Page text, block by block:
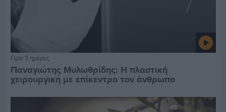
Πριν 3 ημέρες
Παναγιώτης Μυλωθρίδης: Η πλαστική
χειρουργική με επίκεντρο τον άνθρωπο